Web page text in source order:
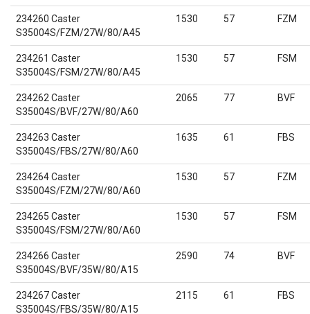
234260 Caster
S35004S/FZM/27W/80/A45
1530 57 FZM
234261 Caster
S35004S/FSM/27W/80/A45
1530 57 FSM
234262 Caster
S35004S/BVF/27W/80/A60
2065 77 BVF
234263 Caster
S35004S/FBS/27W/80/A60
1635 61 FBS
234264 Caster
S35004S/FZM/27W/80/A60
1530 57 FZM
234265 Caster
S35004S/FSM/27W/80/A60
1530 57 FSM
234266 Caster
S35004S/BVF/35W/80/A15
2590 74 BVF
234267 Caster
S35004S/FBS/35W/80/A15
2115 61 FBS